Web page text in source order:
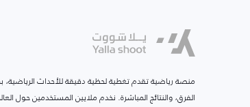
منصة رياضية تقدم تغطية لحظية دقيقة للأحداث الرياضية،
الفرق، والنتائج المباشرة. نخدم ملايين المستخدمين حول